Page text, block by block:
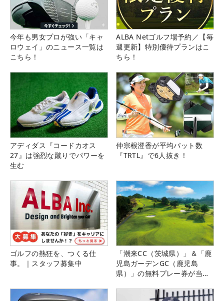
今年も男女プロが強い「キャ
ロウェイ」のニュース一覧は
こちら！
ALBA Netゴルフ場予約／【毎
週更新】特別優待プランはこ
ちら！
アディダス『コードカオス
27』は強烈な蹴りでパワーを
生む
仲宗根澄香が平均パット数
『TRTL』で6人抜き！
ゴルフの熱狂を、つくる仕
事。｜スタッフ募集中
「潮来CC（茨城県）」＆「鹿
児島ガーデンGC（鹿児島
県）」の無料プレー券が当た